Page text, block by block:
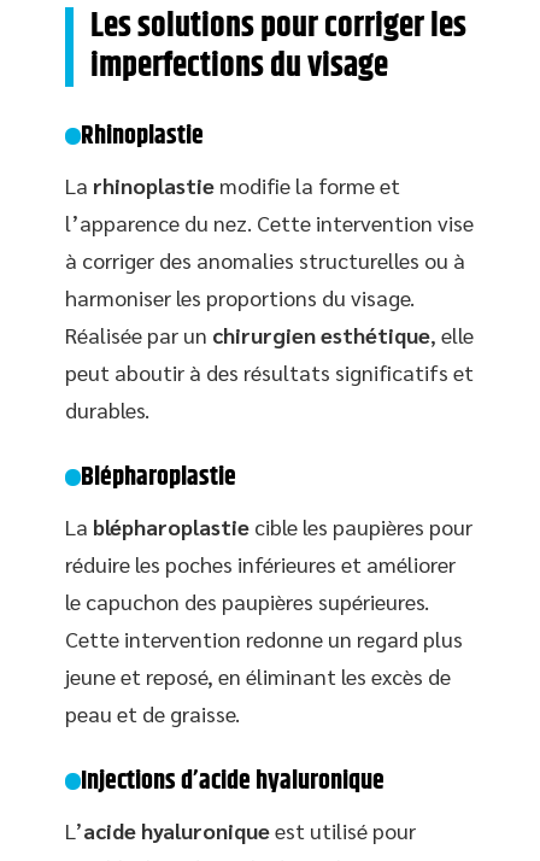
Les solutions pour corriger les
imperfections du visage
Rhinoplastie
La rhinoplastie modifie la forme et
l’apparence du nez. Cette intervention vise
à corriger des anomalies structurelles ou à
harmoniser les proportions du visage.
Réalisée par un chirurgien esthétique, elle
peut aboutir à des résultats significatifs et
durables.
Blépharoplastie
La blépharoplastie cible les paupières pour
réduire les poches inférieures et améliorer
le capuchon des paupières supérieures.
Cette intervention redonne un regard plus
jeune et reposé, en éliminant les excès de
peau et de graisse.
Injections d’acide hyaluronique
L’acide hyaluroniqueest utilisé pour